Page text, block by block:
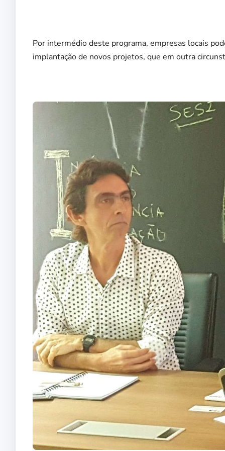
Por intermédio deste programa, empresas locais
implantação de novos projetos, que em outra